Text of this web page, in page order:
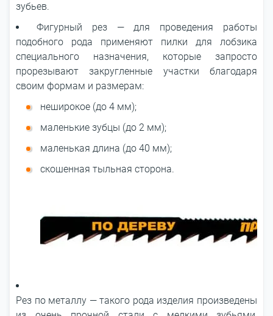
зубьев.
Фигурный рез — для проведения работы
подобного рода применяют пилки для лобзика
специального назначения, которые запросто
прорезывают закругленные участки благодаря
своим формам и размерам:
неширокое (до 4 мм);
маленькие зубцы (до 2 мм);
маленькая длина (до 40 мм);
скошенная тыльная сторона.
Рез по металлу — такого рода изделия произведены